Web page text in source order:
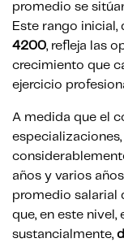
promedio se
Este rango inicial,
4200, refleja las
crecimiento que
ejercicio
A medida que el
años y varios
promedio salarial
que, en este
sustancialmente,